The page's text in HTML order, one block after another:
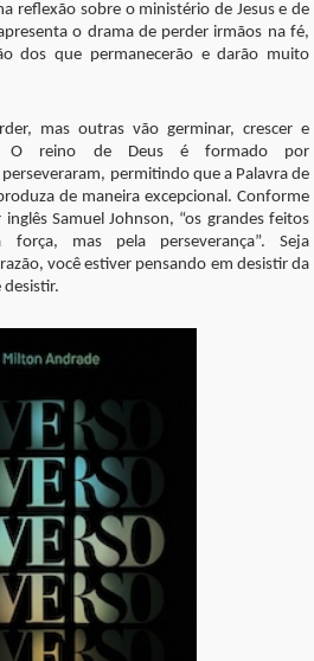
reflexão sobre o ministério de Jesus e de
o drama de perder irmãos na fé,
dos que permanecerão e darão muito
mas outras vão germinar, crescer e
O reino de Deus é formado por
permitindo que a Palavra de
de maneira excepcional. Conforme
Samuel Johnson, “os grandes feitos
força, mas pela perseverança”. Seja
você estiver pensando em desistir da
desistir.